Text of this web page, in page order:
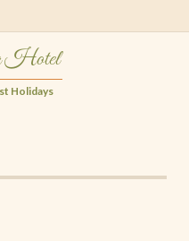
Hotel
Holidays